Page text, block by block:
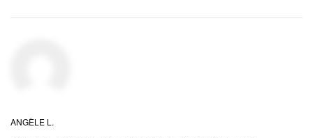
ANGÈLE L.